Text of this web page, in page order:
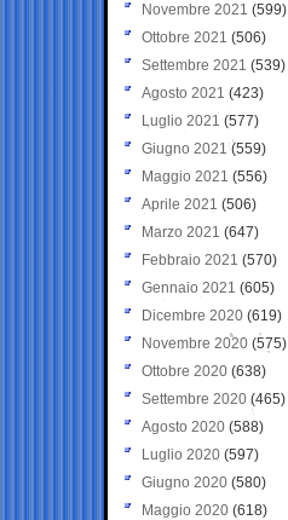
Novembre 2021 (599)
Ottobre 2021 (506)
Settembre 2021 (539)
Agosto 2021 (423)
Luglio 2021 (577)
Giugno 2021(559)
Maggio 2021 (556)
Aprile 2021 (506)
Marzo 2021 (647)
Febbraio 2021 (570)
Gennaio 2021 (605)
Dicembre 2020 (619)
Novembre 2020 (575)
Ottobre 2020 (638)
Settembre 2020(465)
Agosto 2020 (588)
Luglio 2020 (597)
Giugno 2020 (580)
Maggio 2020 (618)